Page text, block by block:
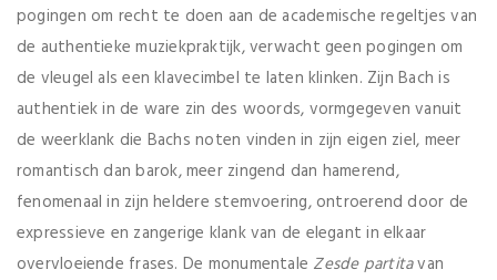
pogingen om recht te doen aan de academische regeltjes van
de authentieke muziekpraktijk, verwacht geen pogingen om
de vleugel als een klavecimbel te laten klinken. Zijn Bach is
authentiek in de ware zin des woords, vormgegeven vanuit
de weerklank die Bachs noten vinden in zijn eigen ziel, meer
romantisch dan barok, meer zingend dan hamerend,
fenomenaal in zijn heldere stemvoering, ontroerend door de
expressieve en zangerige klank van de elegant in elkaar
overvloeiende frases. De monumentale Zesde partitavan